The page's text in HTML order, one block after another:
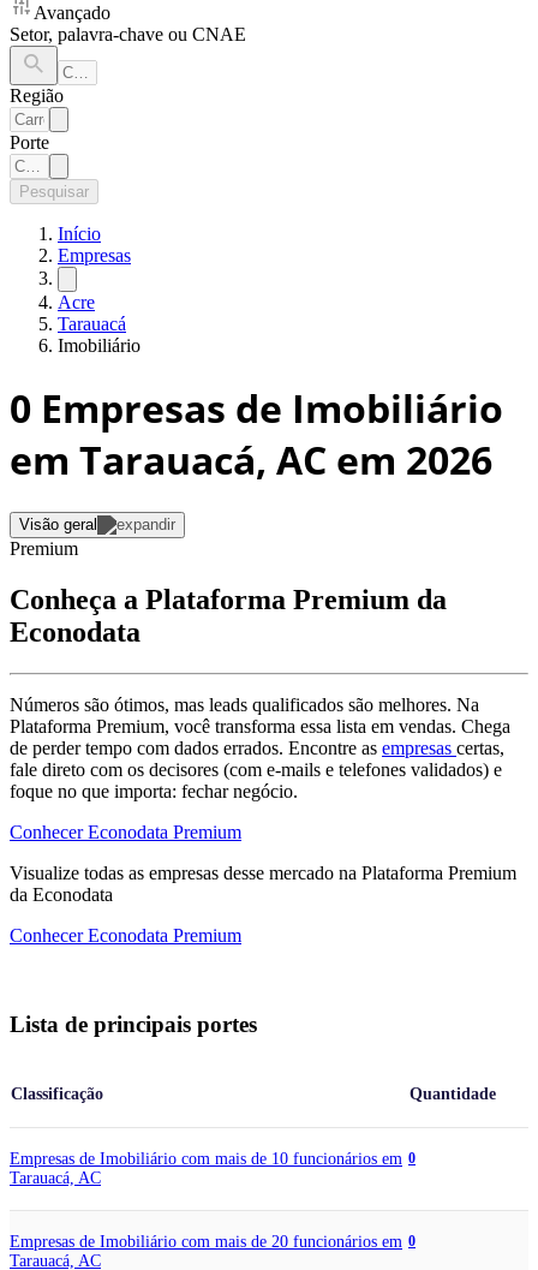
Avançado
Setor, palavra-chave ou CNAE
Região
Porte
Pesquisar
Início
Empresas
Acre
Tarauacá
Imobiliário
0 Empresas de Imobiliário
em Tarauacá, AC em 2026
Visão geral
Premium
Conheça a Plataforma Premium da
Econodata
Números são ótimos, mas leads qualificados são melhores. Na
Plataforma Premium, você transforma essa lista em vendas. Chega
de perder tempo com dados errados. Encontre as empresas certas,
fale direto com os decisores (com e-mails e telefones validados) e
foque no que importa: fechar negócio.
Conhecer Econodata Premium
Visualize todas as empresas desse mercado na Plataforma Premium
da Econodata
Conhecer Econodata Premium
Lista de principais portes
Classificação Quantidade
Empresas de Imobiliário com mais de 10 funcionários em
Tarauacá, AC
0
Empresas de Imobiliário com mais de 20 funcionários em
Tarauacá, AC
0